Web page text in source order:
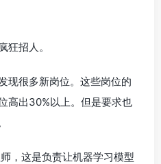
狂招人。
现很多新岗位。这些岗位的
高出30%以上。但是要求也
，这是负责让机器学习模型